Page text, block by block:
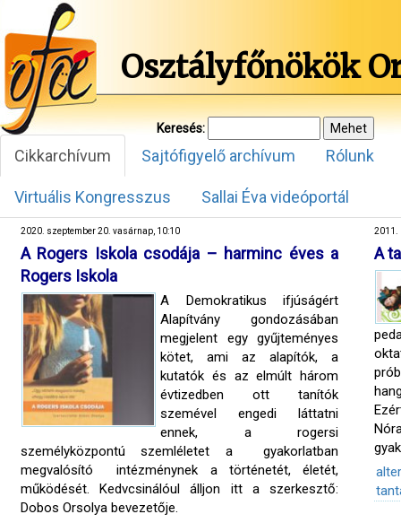
Osztályfőnökök
Keresés:
Cikkarchívum Sajtófigyelő archívum Rólunk
Virtuális Kongresszus Sallai Éva videóportál
2020. szeptember 20. vasárnap, 10:10
A Rogers Iskola csodája – harminc éves a
Rogers Iskola
A Demokratikus ifjúságért
Alapítvány gondozásában
megjelent egy gyűjteményes
kötet, ami az alapítók, a
kutatók és az elmúlt három
évtizedben ott tanítók
szemével engedi láttatni
ennek, a rogersi
személyközpontú szemléletet a gyakorlatban
megvalósító intézménynek a történetét, életét,
működését. Kedvcsinálóul álljon itt a szerkesztő:
Dobos Orsolya bevezetője.
2011.
A